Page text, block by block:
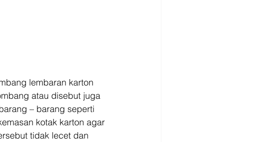
lembaran karton
atau disebut juga
– barang seperti
kotak karton agar
tidak lecet dan